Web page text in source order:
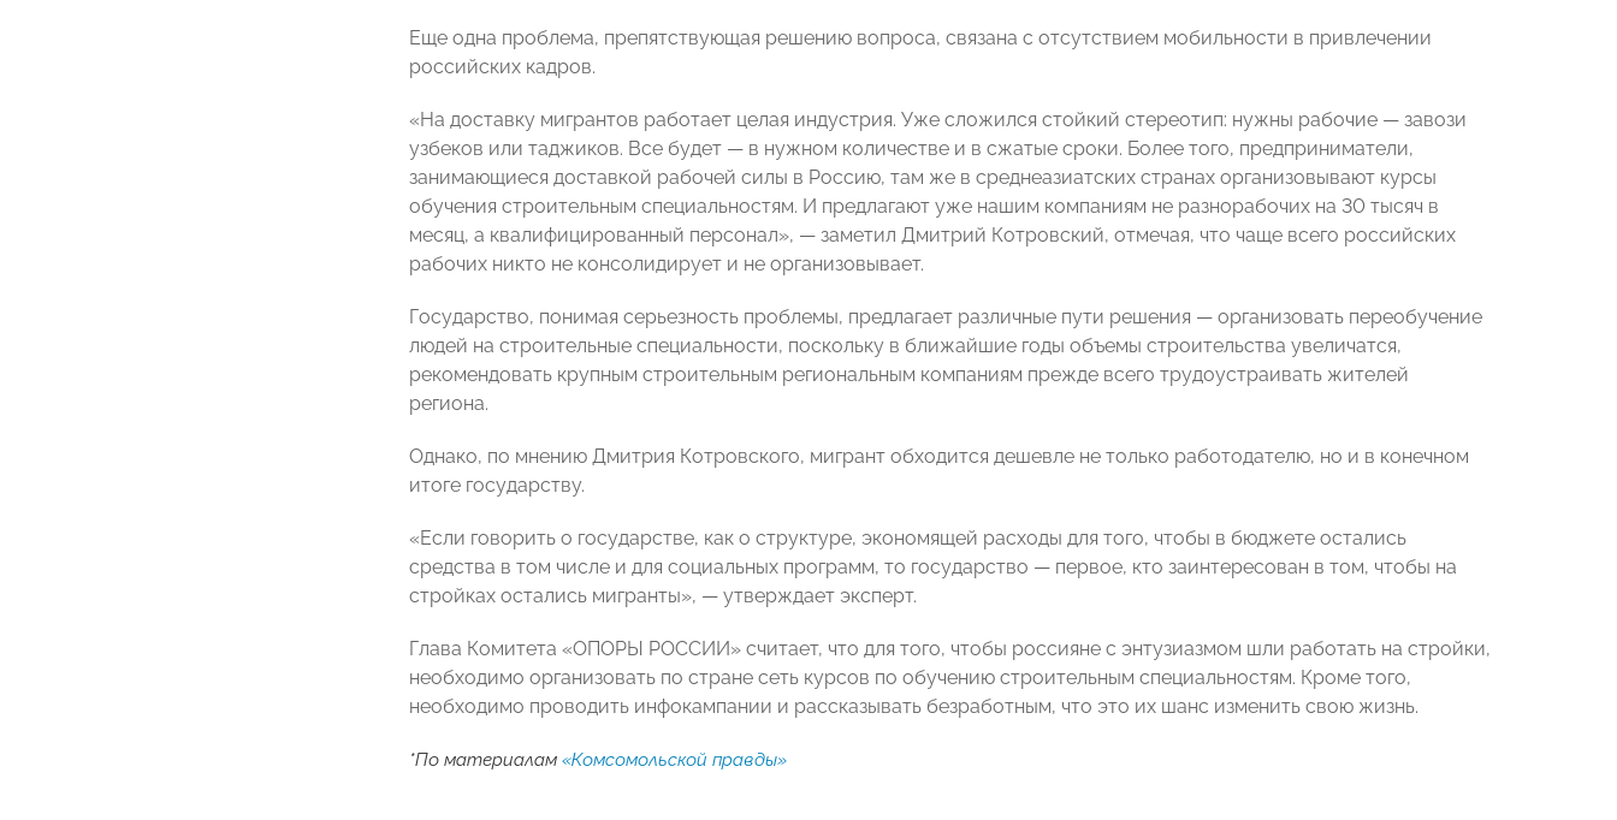
Еще одна проблема, препятствующая решению вопроса, связана с отсутствием мобильности в привлечении
российских кадров.
«На доставку мигрантов работает целая индустрия. Уже сложился стойкий стереотип: нужны рабочие — завози
узбеков или таджиков. Все будет — в нужном количестве и в сжатые сроки. Более того, предприниматели,
занимающиеся доставкой рабочей силы в Россию, там же в среднеазиатских странах организовывают курсы
обучения строительным специальностям. И предлагают уже нашим компаниям не разнорабочих на 30 тысяч в
месяц, а квалифицированный персонал», — заметил Дмитрий Котровский, отмечая, что чаще всего российских
рабочих никто не консолидирует и не организовывает.
Государство, понимая серьезность проблемы, предлагает различные пути решения — организовать переобучение
людей на строительные специальности, поскольку в ближайшие годы объемы строительства увеличатся,
рекомендовать крупным строительным региональным компаниям прежде всего трудоустраивать жителей
региона.
Однако, по мнению Дмитрия Котровского, мигрант обходится дешевле не только работодателю, но и в конечном
итоге государству.
«Если говорить о государстве, как о структуре, экономящей расходы для того, чтобы в бюджете остались
средства в том числе и для социальных программ, то государство — первое, кто заинтересован в том, чтобы на
стройках остались мигранты», — утверждает эксперт.
Глава Комитета «ОПОРЫ РОССИИ» считает, что для того, чтобы россияне с энтузиазмом шли работать на стройки,
необходимо организовать по стране сеть курсов по обучению строительным специальностям. Кроме того,
необходимо проводить инфокампании и рассказывать безработным, что это их шанс изменить свою жизнь.
*По материалам «Комсомольской правды»